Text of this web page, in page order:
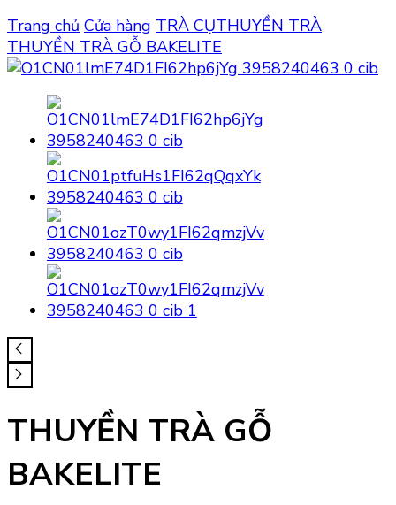
Trang chủ Cửa hàng TRÀ CỤTHUYỀN TRÀ
THUYỀN TRÀ GỖ BAKELITE
THUYỀN TRÀ GỖ
BAKELITE